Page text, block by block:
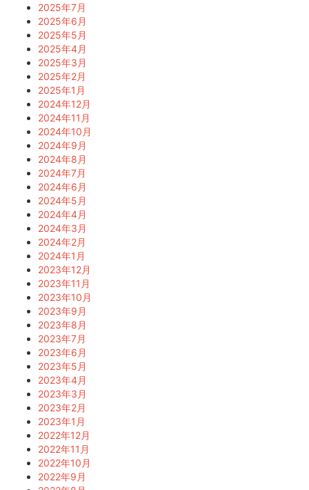
2025年7月
2025年6月
2025年5月
2025年4月
2025年3月
2025年2月
2025年1月
2024年12月
2024年11月
2024年10月
2024年9月
2024年8月
2024年7月
2024年6月
2024年5月
2024年4月
2024年3月
2024年2月
2024年1月
2023年12月
2023年11月
2023年10月
2023年9月
2023年8月
2023年7月
2023年6月
2023年5月
2023年4月
2023年3月
2023年2月
2023年1月
2022年12月
2022年11月
2022年10月
2022年9月